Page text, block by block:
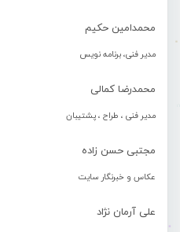
محمدامین حکیم
مدیر فنی، برنامه نویس
محمدرضا کمالی
مدیر فنی ، طراح ، پشتیبان
مجتبی حسن زاده
عکاس و خبرنگار سایت
علی آرمان نژاد